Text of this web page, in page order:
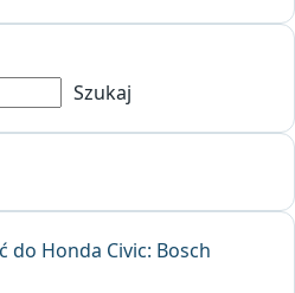
Szukaj
do Honda Civic: Bosch